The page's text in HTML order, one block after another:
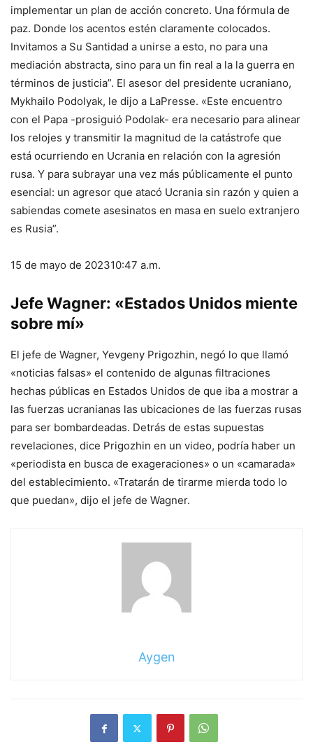
implementar un plan de acción concreto. Una fórmula de
paz. Donde los acentos estén claramente colocados.
Invitamos a Su Santidad a unirse a esto, no para una
mediación abstracta, sino para un fin real a la la guerra en
términos de justicia”. El asesor del presidente ucraniano,
Mykhailo Podolyak, le dijo a LaPresse. «Este encuentro
con el Papa -prosiguió Podolak- era necesario para alinear
los relojes y transmitir la magnitud de la catástrofe que
está ocurriendo en Ucrania en relación con la agresión
rusa. Y para subrayar una vez más públicamente el punto
esencial: un agresor que atacó Ucrania sin razón y quien a
sabiendas comete asesinatos en masa en suelo extranjero
es Rusia”.
15 de mayo de 202310:47 a.m.
Jefe Wagner: «Estados Unidos miente
sobre mí»
El jefe de Wagner, Yevgeny Prigozhin, negó lo que llamó
«noticias falsas» el contenido de algunas filtraciones
hechas públicas en Estados Unidos de que iba a mostrar a
las fuerzas ucranianas las ubicaciones de las fuerzas rusas
para ser bombardeadas. Detrás de estas supuestas
revelaciones, dice Prigozhin en un video, podría haber un
«periodista en busca de exageraciones» o un «camarada»
del establecimiento. «Tratarán de tirarme mierda todo lo
que puedan», dijo el jefe de Wagner.
Aygen